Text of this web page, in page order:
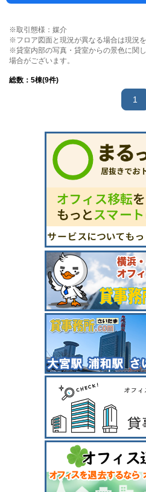
※取引態様：媒介
※フロア図面と現況が異なる場合は現況を
※貸室内部の写真・貸室からの景色に関
場合がございます。
総数： 5棟(9件)
1